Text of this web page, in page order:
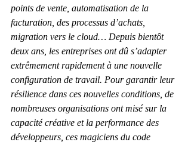
points de vente, automatisation de la
facturation, des processus d’achats,
migration vers le cloud… Depuis bientôt
deux ans, les entreprises ont dû s’adapter
extrêmement rapidement à une nouvelle
configuration de travail. Pour garantir leur
résilience dans ces nouvelles conditions, de
nombreuses organisations ont misé sur la
capacité créative et la performance des
développeurs, ces magiciens du code